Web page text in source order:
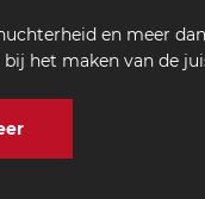
en meer
het maken van de